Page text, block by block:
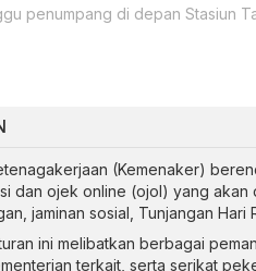
penumpang di depan Stasiun
(Kemenaker)
dan ojek online (ojol) yang akan
jaminan sosial, Tunjangan Hari
ini melibatkan berbagai
terkait, serta serikat